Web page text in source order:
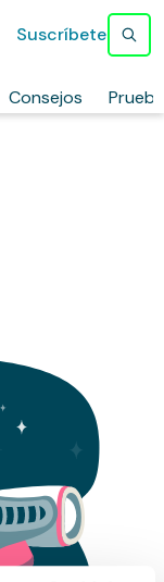
Consejos
Suscríbete